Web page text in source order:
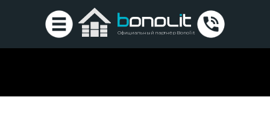
Официальный партнёр Bonolit